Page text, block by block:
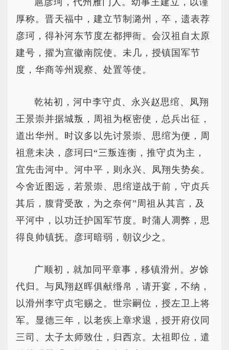
扈彦珂，代州雁门人。幼事王建立，以谨
厚称。晋天福中，建立节制潞州，卒，遗表荐
彦珂，得补河东节度左都押衙。会汉祖自太原
建号，擢为宣徽南院使。未几，授镇国军节
度，华商等州观察、处置等使。
乾祐初，河中李守贞、永兴赵思绾、凤翔
王景崇并据城叛，周祖为枢密使，总兵出征，
道出华州。时议多以先讨景崇、思绾为便，周
祖意未决，彦珂曰“三叛连衡，推守贞为主，
宜先击河中。河中平，则永兴、凤翔失势矣。
今舍近图远，若景崇、思绾逆战于前，守贞兵
其后，腹背受敌，为之奈何”周祖从其言，及
平河中，以功迁护国军节度。时蒲人凋弊，思
得良帅镇抚。彦珂暗弱，朝议少之。
广顺初，就加同平章事，移镇滑州。岁馀
代归。与凤翔赵晖俱献缗帛，请开宴，不纳，
以滑州李守贞宅赐之。世宗嗣位，授左卫上将
军。显德三年，以老疾上章求退，授开府仪同
三司、太子太师致仕，归西京。太祖即位，遣